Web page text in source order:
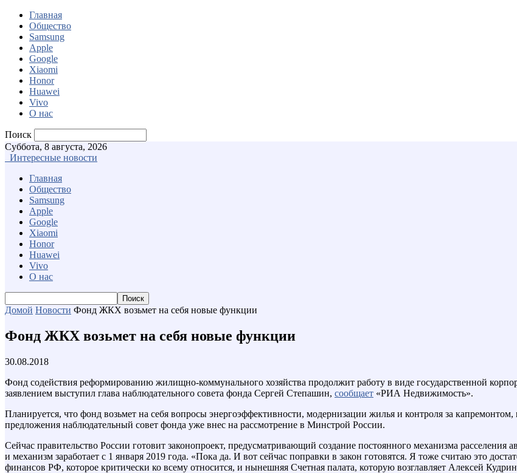
Главная
Общество
Samsung
Apple
Google
Xiaomi
Honor
Huawei
Vivo
О нас
Поиск
Суббота, 8 августа, 2026
Интересные новости
Главная
Общество
Samsung
Apple
Google
Xiaomi
Honor
Huawei
Vivo
О нас
Домой Новости Фонд ЖКХ возьмет на себя новые функции
Фонд ЖКХ возьмет на себя новые функции
30.08.2018
Фонд содействия реформированию жилищно-коммунального хозяйства продолжит работу в виде государственной
заявлением выступил глава наблюдательного совета фонда Сергей Степашин, сообщает «РИА Недвижимость».
Планируется, что фонд возьмет на себя вопросы энергоэффективности, модернизации жилья и контроля за
предложения наблюдательный совет фонда уже внес на рассмотрение в Минстрой России.
Сейчас правительство России готовит законопроект, предусматривающий создание постоянного механизма расселения
и механизм заработает с 1 января 2019 года. «Пока да. И вот сейчас поправки в закон готовятся. Я тоже считаю это
финансов РФ, которое критически ко всему относится, и нынешняя Счетная палата, которую возглавляет Алексей